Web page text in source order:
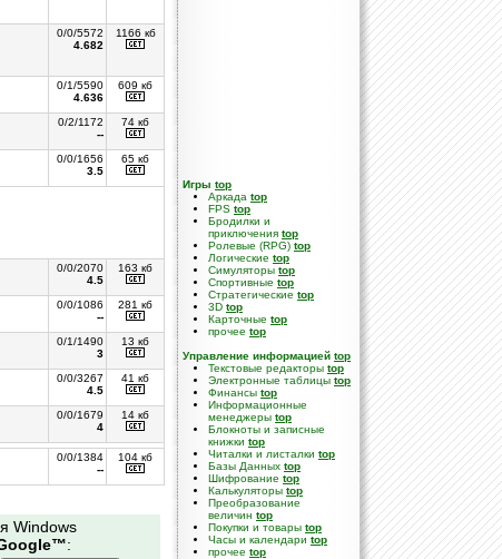
0/0/5572
4.682
1166 кб
0/1/5590
4.636
609 кб
0/2/1172
--
74 кб
0/0/1656
3.5
65 кб
0/0/2070
4.5
163 кб
0/0/1086
--
281 кб
0/1/1490
3
13 кб
0/0/3267
4.5
41 кб
0/0/1679
4
14 кб
0/0/1384
--
104 кб
Windows
:
Игры top
Аркада top
FPS top
Бродилки и
приключения top
Ролевые (RPG) top
Логические top
Симуляторы top
Спортивные top
Стратегические top
3D top
Карточные top
прочее top
Управление информацией top
Текстовые редакторы top
Электронные таблицы top
Финансы top
Информационные
менеджеры top
Блокноты и записные
книжки top
Читалки и листалки top
Базы Данных top
Шифрование top
Калькуляторы top
Преобразование
величин top
Покупки и товары top
Часы и календари top
прочее top